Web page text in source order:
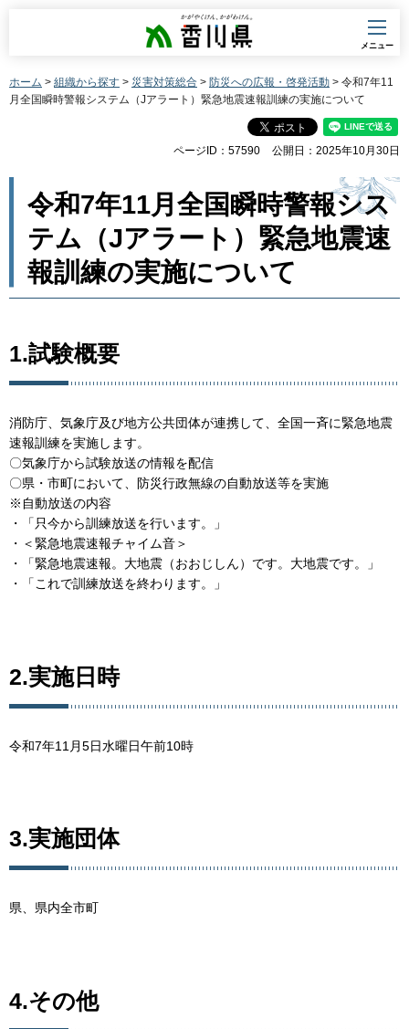
香川県
メニュー
ホーム > 組織から探す > 災害対策総合 > 防災への広報・啓発活動 > 令和7年11
月全国瞬時警報システム（Jアラート）緊急地震速報訓練の実施について
ページID：57590 公開日：2025年10月30日
令和7年11月全国瞬時警報シス
テム（Jアラート）緊急地震速
報訓練の実施について
1.試験概要
消防庁、気象庁及び地方公共団体が連携して、全国一斉に緊急地震
速報訓練を実施します。
〇気象庁から試験放送の情報を配信
〇県・市町において、防災行政無線の自動放送等を実施
※自動放送の内容
・「只今から訓練放送を行います。」
・＜緊急地震速報チャイム音＞
・「緊急地震速報。大地震（おおじしん）です。大地震です。」
・「これで訓練放送を終わります。」
2.実施日時
令和7年11月5日水曜日午前10時
3.実施団体
県、県内全市町
4.その他